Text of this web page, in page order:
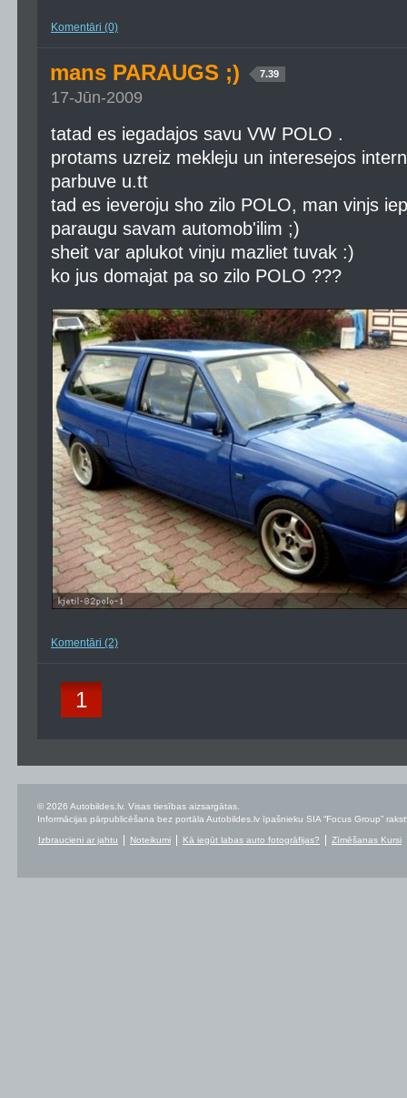
Komentāri (0)
mans PARAUGS ;) 7.39
17-Jūn-2009
tatad es iegadajos savu VW POLO .
protams uzreiz mekleju un interesejos
parbuve u.tt
tad es ieveroju sho zilo POLO, man vinjs
paraugu savam automob'ilim ;)
sheit var aplukot vinju mazliet tuvak :)
ko jus domajat pa so zilo POLO ???
Komentāri (2)
1
© 2026 Autobildes.lv. Visas tiesības aizsargātas.
Informācijas pārpublicēšana bez portāla Autobildes.lv īpašnieku SIA “Focus Group”
Izbraucieni ar jahtu Noteikumi Kā iegūt labas auto fotogrāfijas? Zīmēšanas Kursi